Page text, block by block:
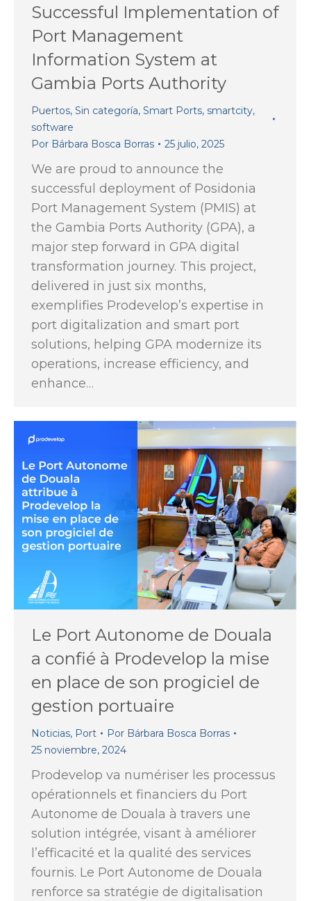
Successful Implementation of
Port Management
Information System at
Gambia Ports Authority
Puertos, Sin categoría, Smart Ports, smartcity,
software
Por Bárbara Bosca Borras 25 julio, 2025
We are proud to announce the
successful deployment of Posidonia
Port Management System (PMIS) at
the Gambia Ports Authority (GPA), a
major step forward in GPA digital
transformation journey. This project,
delivered in just six months,
exemplifies Prodevelop’s expertise in
port digitalization and smart port
solutions, helping GPA modernize its
operations, increase efficiency, and
enhance…
Le Port Autonome de Douala
a confié à Prodevelop la mise
en place de son progiciel de
gestion portuaire
Noticias, Port Por Bárbara Bosca Borras
25 noviembre, 2024
Prodevelop va numériser les processus
opérationnels et financiers du Port
Autonome de Douala à travers une
solution intégrée, visant à améliorer
l’efficacité et la qualité des services
fournis. Le Port Autonome de Douala
renforce sa stratégie de digitalisation